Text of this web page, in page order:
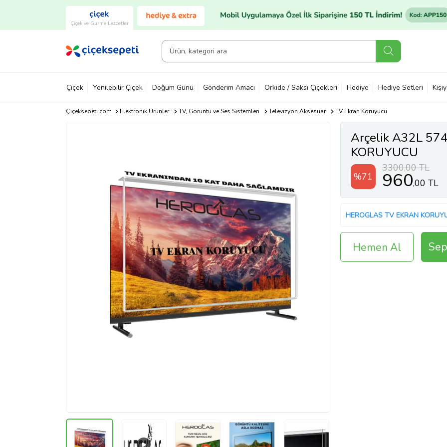
Çiçek ve Gurme Lezzetler
Çiçek Yenilebilir Çiçek Doğum Günü Gönderim Amacı Orkide / Saksı Çiçekleri Hediye Hediye Setleri
Çiçeksepeti.com Elektronik Ürünler TV, Görüntü ve Ses Sistemleri Televizyon Aksesuar TV Ekran Koruyucu
Arçelik A32L
KORUYUCU
%71
3300,00 TL
960,00 TL
HEROGLAS TV EKRAN
Hemen Al